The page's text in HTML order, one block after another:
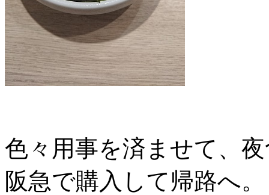
色々用事を済ませて、
阪急で購入して帰路へ。